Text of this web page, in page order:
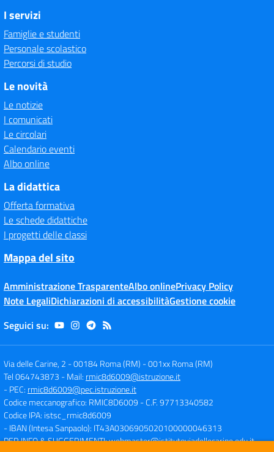
I servizi
Famiglie e studenti
Personale scolastico
Percorsi di studio
Le novità
Le notizie
I comunicati
Le circolari
Calendario eventi
Albo online
La didattica
Offerta formativa
Le schede didattiche
I progetti delle classi
Mappa del sito
Amministrazione TrasparenteAlbo onlinePrivacy Policy
Note LegaliDichiarazioni di accessibilitàGestione cookie
Seguici su:
Via delle Carine, 2 - 00184 Roma (RM) -001xx Roma (RM)
Tel 064743873 - Mail: rmic8d6009@istruzione.it
- PEC: rmic8d6009@pec.istruzione.it
Codice meccanografico: RMIC8D6009 - C.F. 97713340582
Codice IPA: istsc_rmic8d6009
- IBAN (Intesa Sanpaolo): IT43A0306905020100000046313
PER INFO & SUGGERIMENTI:webmaster@istitutoviadellecarine.edu.it